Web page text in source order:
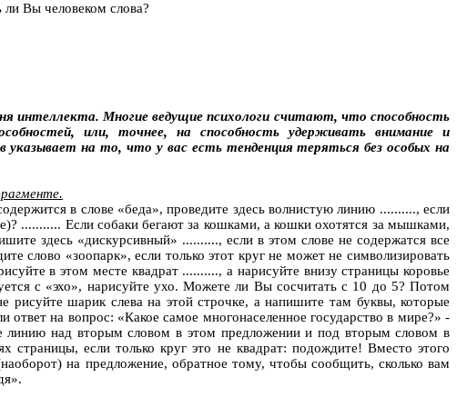
Вы человеком слова?
интеллекта. Многие ведущие психологи считают, что способность
или, точнее, на способность удерживать внимание и
на то, что у вас есть тенденция теряться без особых на
в слове «беда», проведите здесь волнистую линию .........., если
........... Если собаки бегают за кошками, а кошки охотятся за мышками,
здесь «дискурсивный» .........., если в этом слове не содержатся все
слово «зоопарк», если только этот круг не может не символизировать
в этом месте квадрат .........., а нарисуйте внизу страницы коровье
с «эхо», нарисуйте ухо. Можете ли Вы сосчитать с 10 до 5? Потом
шарик слева на этой строчке, а напишите там буквы, которые
ответ на вопрос: «Какое самое многонаселенное государство в мире?» -
линию над вторым словом в этом предложении и под вторым словом в
если только круг это не квадрат: подождите! Вместо этого
на предложение, обратное тому, чтобы сообщить, сколько вам